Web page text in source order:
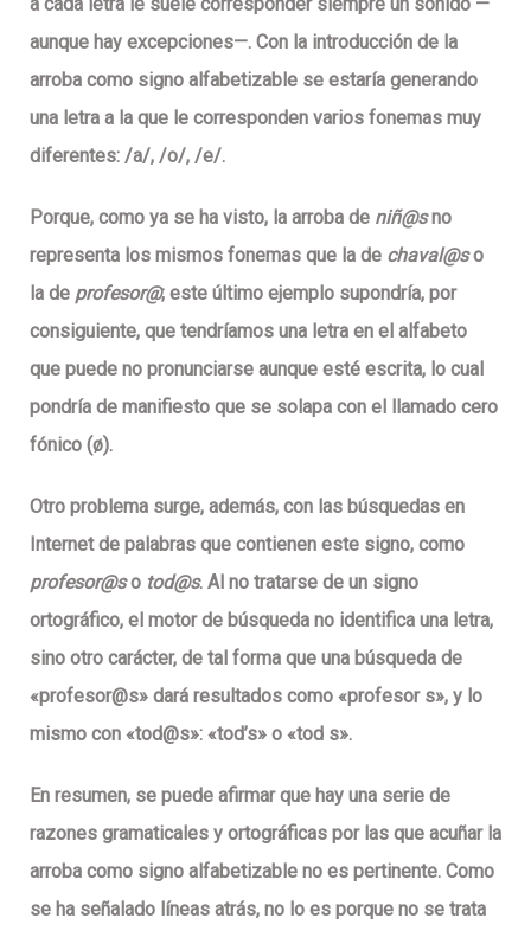
a cada letra le suele corresponder siempre un sonido —
aunque hay excepciones—. Con la introducción de la
arroba como signo alfabetizable se estaría generando
una letra a la que le corresponden varios fonemas muy
diferentes: /a/, /o/, /e/.
Porque, como ya se ha visto, la arroba de niñ@sno
representa los mismos fonemas que la de chaval@so
la de profesor@; este último ejemplo supondría, por
consiguiente, que tendríamos una letra en el alfabeto
que puede no pronunciarse aunque esté escrita, lo cual
pondría de manifiesto que se solapa con el llamado cero
fónico (ø).
Otro problema surge, además, con las búsquedas en
Internet de palabras que contienen este signo, como
profesor@so tod@s. Al no tratarse de un signo
ortográfico, el motor de búsqueda no identifica una letra,
sino otro carácter, de tal forma que una búsqueda de
«profesor@s» dará resultados como «profesor s», y lo
mismo con «tod@s»: «tod’s» o «tod s».
En resumen, se puede afirmar que hay una serie de
razones gramaticales y ortográficas por las que acuñar la
arroba como signo alfabetizable no es pertinente. Como
se ha señalado líneas atrás, no lo es porque no se trata